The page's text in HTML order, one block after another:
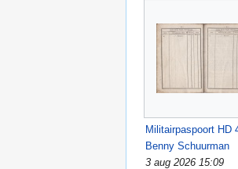
Benny Schuurman
3 aug 2026 15:09